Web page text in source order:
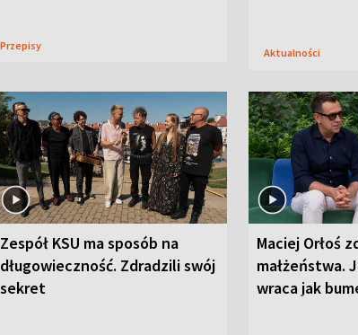
Przepisy
Aktualności
Zespół KSU ma sposób na
długowieczność. Zdradzili swój
sekret
Maciej Orłoś
małżeństwa.
wraca jak